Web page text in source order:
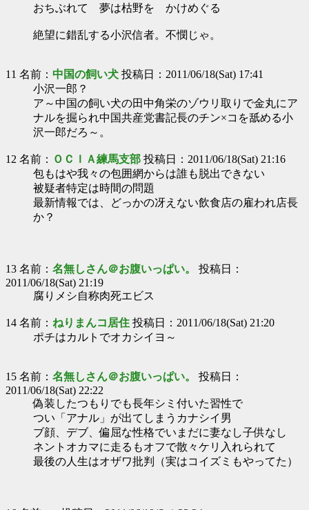
おちぶれて 夢は枯野を かけめぐる
絶望に錯乱する小沢信者。不憫じゃ。
11 名前： 中国の飼い犬 投稿日：2011/06/18(Sat) 17:41
小沢一郎？
ア～中国の飼い犬の田中角栄のゾウリ取りで金丸にア
ナルを掘られ中国共産党書記長のチン×コを舐める小
沢一郎だろ～。
12 名前： ＯＣＩＡ練馬支部 投稿日：2011/06/18(Sat) 21:16
包もはや我々の包囲網からは誰も脱出できない
被疑者特定は時間の問題
最新情報では、どっかの冴えない飲食店の雇われ店長
か？
13 名前： 名無しさん＠お腹いっぱい。 投稿日：
2011/06/18(Sat) 21:19
腐りメシ自称肉死エビス
14 名前： ねりまんコ居住 投稿日：2011/06/18(Sat) 21:20
ポチはカルトでオカシイヨ～
15 名前： 名無しさん＠お腹いっぱい。 投稿日：
2011/06/18(Sat) 22:22
偽装したつもりでも長年シミ付いた習性で
つい「アナル」が出てしまうカナシイ男
ブ顔、デブ、偏屈な性格でいまだに妻なし子供なし
ネントオカマに走るもオフで散々ケリ入れられて
最後の人生はオザワ批判（実はコイズミもやってた）